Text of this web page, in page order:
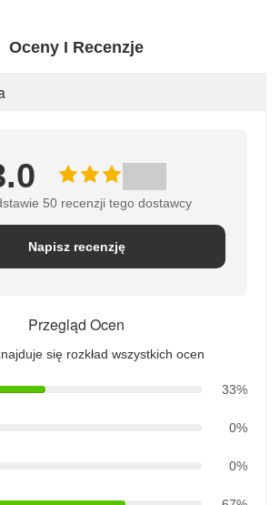
Oceny I Recenzje
50 recenzji tego dostawcy
Napisz recenzję
Przegląd Ocen
się rozkład wszystkich ocen
33%
0%
0%